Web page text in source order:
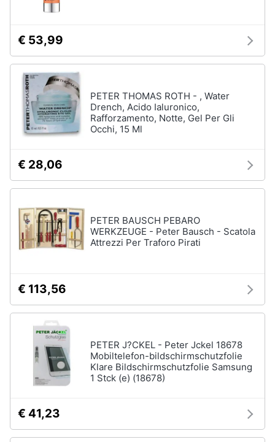
€ 53,99
PETER THOMAS ROTH - , Water
Drench, Acido Ialuronico,
Rafforzamento, Notte, Gel Per Gli
Occhi, 15 Ml
€ 28,06
PETER BAUSCH PEBARO
WERKZEUGE - Peter Bausch - Scatola
Attrezzi Per Traforo Pirati
€ 113,56
PETER J?CKEL - Peter Jckel 18678
Mobiltelefon-bildschirmschutzfolie
Klare Bildschirmschutzfolie Samsung
1 Stck (e) (18678)
€ 41,23